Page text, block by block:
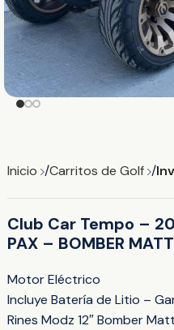
Inicio Carritos de Golf
Club Car Tempo –
PAX – BOMBER
Motor Eléctrico
Incluye Batería de Litio –
Rines Modz 12″ Bomber